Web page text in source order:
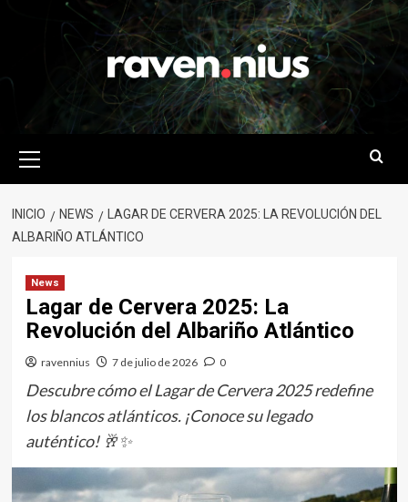
primario
INICIO NEWS
LAGAR DE CERVERA 2025: LA REVOLUCIÓN DEL
ALBARIÑO ATLÁNTICO
News
Lagar de Cervera 2025: La
Revolución del Albariño Atlántico
ravennius 7 de julio de 2026 0
Descubre cómo el Lagar de Cervera 2025 redefine
los blancos atlánticos. ¡Conoce su legado
auténtico! 🥂✨